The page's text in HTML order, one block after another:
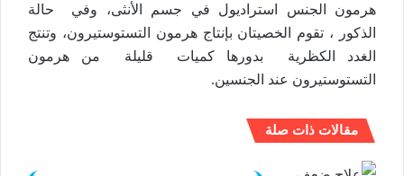
هرمون الجنس استراديول في جسم الأنثى، وفي حالة
الذكور ، تقوم الخصيتان بإنتاج هرمون التستوستيرون، وتنتج
الغدد الكظرية بدورها كميات قليلة من هرمون
التستوستيرون عند الجنسين.
مقالات ذات صلة